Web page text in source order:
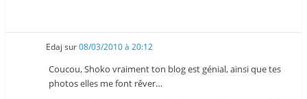
Edaj sur08/03/2010 à 20:12
Coucou, Shoko vraiment ton blog est génial, ainsi que tes
photos elles me font rêver…